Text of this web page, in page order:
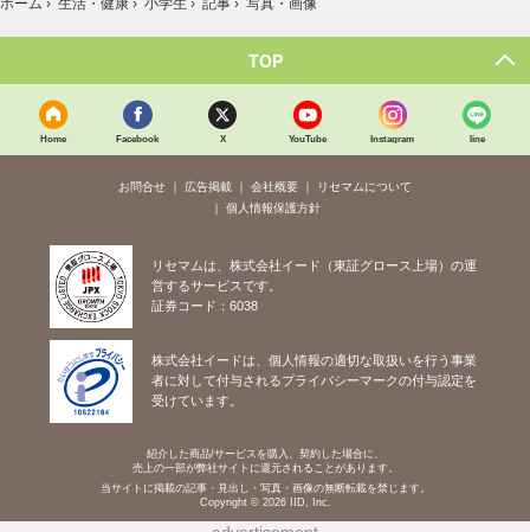
TOP
Home Facebook X YouTube Instagram line
お問合せ 広告掲載 会社概要
リセマムについて
個人情報保護方針
リセマムは、株式会社イード（東証グロース上場）の運
営するサービスです。
証券コード：6038
株式会社イードは、個人情報の適切な取扱いを行う事業
者に対して付与されるプライバシーマークの付与認定を
受けています。
紹介した商品/サービスを購入、契約した場合に、
売上の一部が弊社サイトに還元されることがあります。
当サイトに掲載の記事・見出し・写真・画像の無断転載を禁じます。
Copyright © 2026 IID, Inc.